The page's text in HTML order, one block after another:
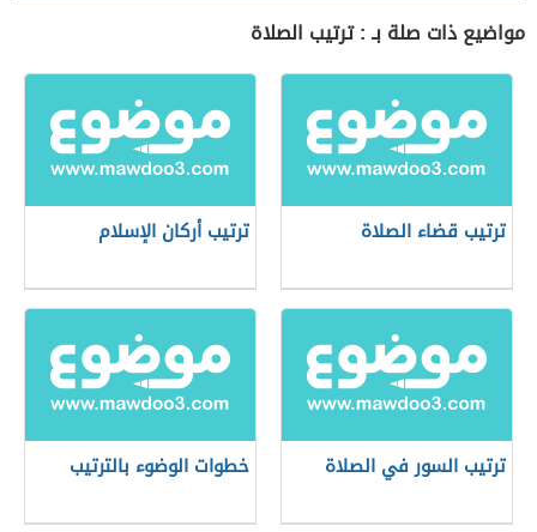
مواضيع ذات صلة بـ : ترتيب الصلاة
ترتيب قضاء الصلاة ترتيب أركان الإسلام
ترتيب السور في الصلاة خطوات الوضوء بالترتيب